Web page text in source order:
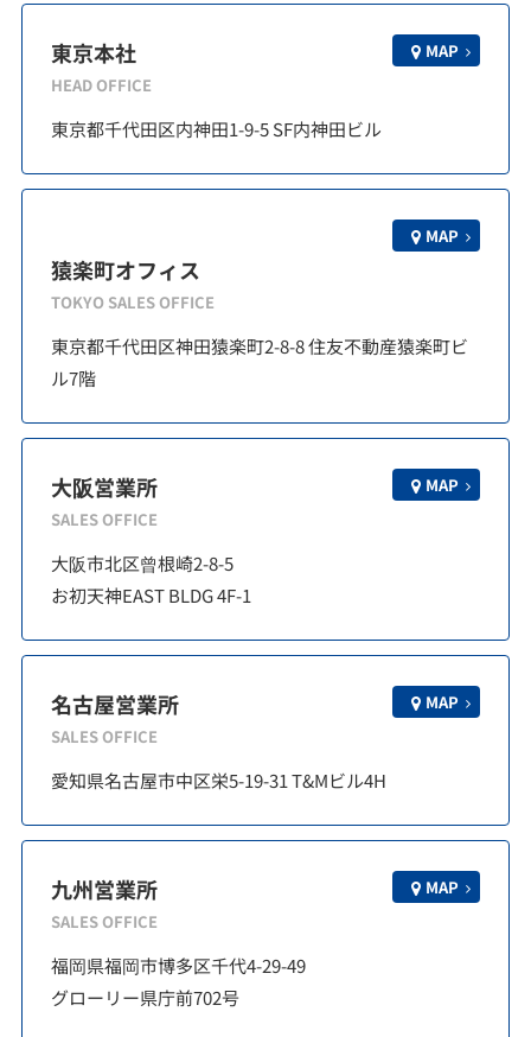
東京本社
HEAD OFFICE
MAP
東京都千代田区内神田1-9-5 SF内神田ビル
猿楽町オフィス
TOKYO SALES OFFICE
MAP
東京都千代田区神田猿楽町2-8-8 住友不動産猿楽町ビ
ル7階
大阪営業所
SALES OFFICE
MAP
大阪市北区曾根崎2-8-5
お初天神EAST BLDG 4F-1
名古屋営業所
SALES OFFICE
MAP
愛知県名古屋市中区栄5-19-31 T&Mビル4H
九州営業所
SALES OFFICE
MAP
福岡県福岡市博多区千代4-29-49
グローリー県庁前702号